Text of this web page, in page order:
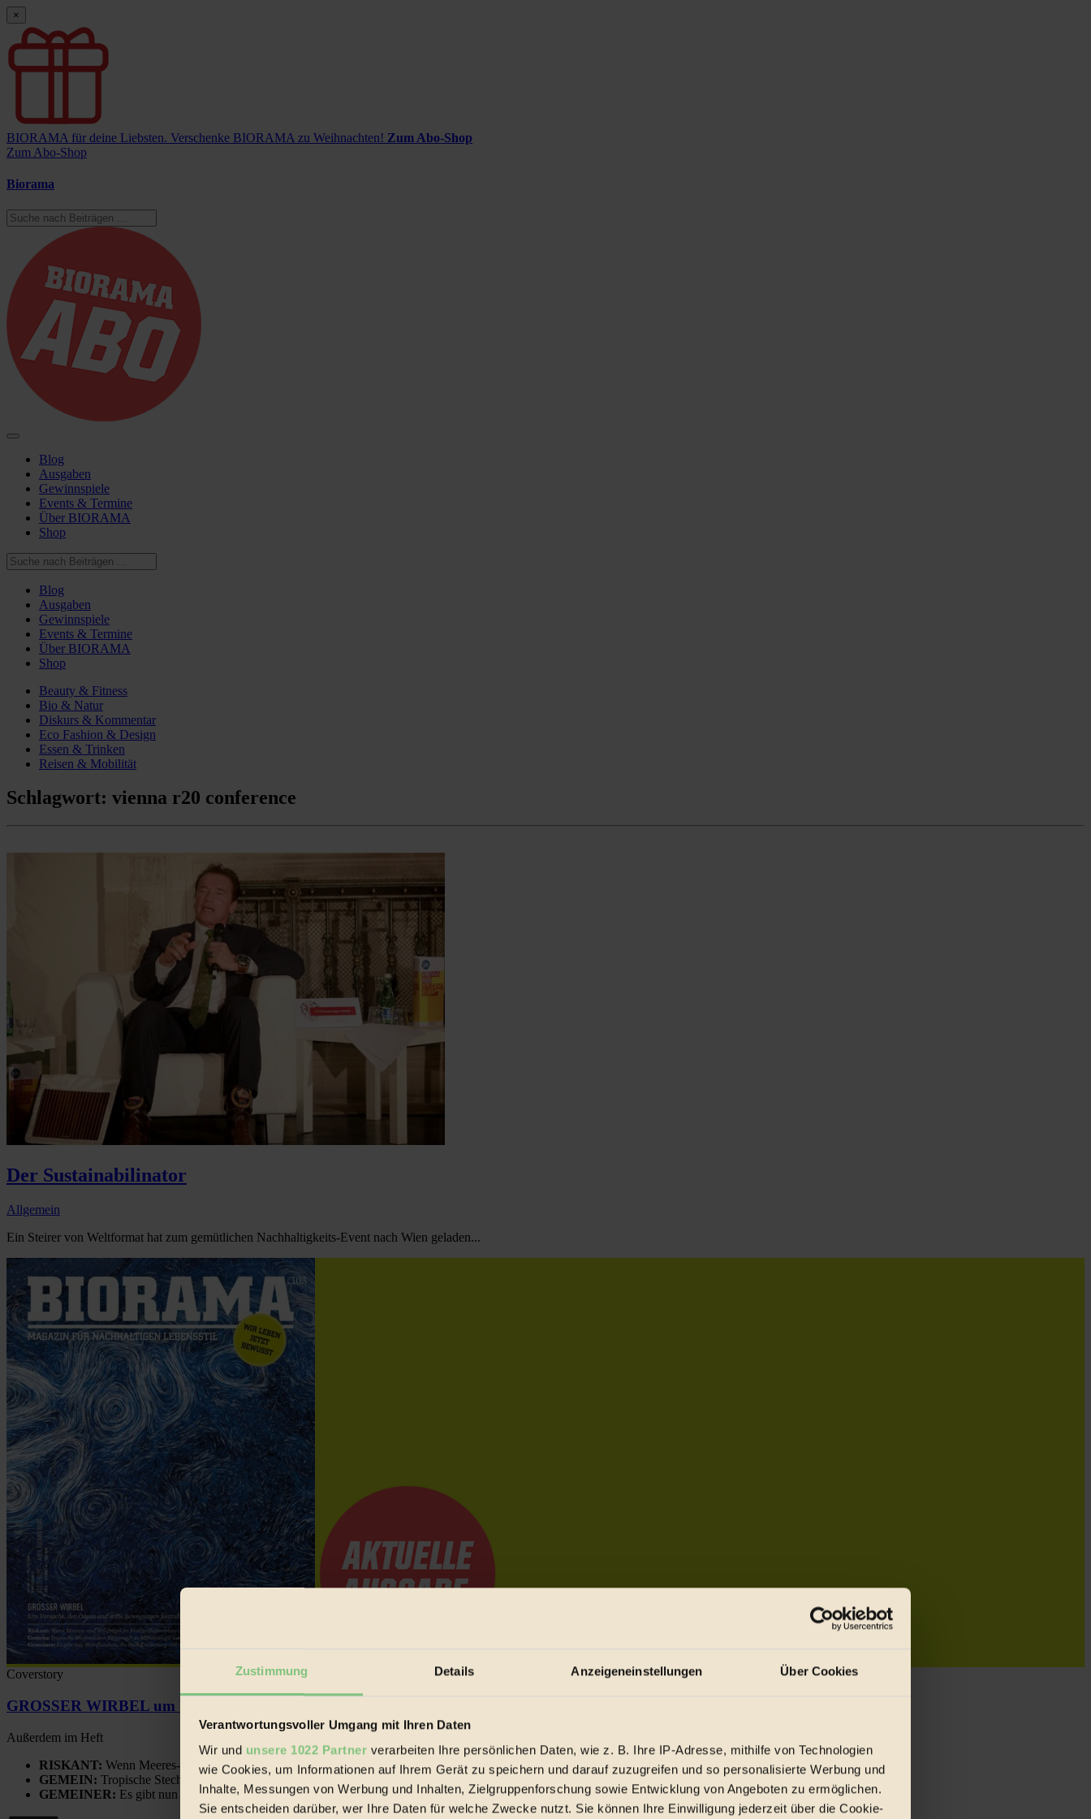
Zustimmung Details Anzeigeneinstellungen Über Cookies
Verantwortungsvoller Umgang mit Ihren Daten
Wir und unsere 1022 Partner verarbeiten Ihre persönlichen Daten, wie z. B. Ihre IP-Adresse, mithilfe von Technologien
wie Cookies, um Informationen auf Ihrem Gerät zu speichern und darauf zuzugreifen und so personalisierte Werbung und
Inhalte, Messungen von Werbung und Inhalten, Zielgruppenforschung sowie Entwicklung von Angeboten zu ermöglichen.
Sie entscheiden darüber, wer Ihre Daten für welche Zwecke nutzt. Sie können Ihre Einwilligung jederzeit über die Cookie-
×
BIORAMA für deine Liebsten. Verschenke BIORAMA zu Weihnachten! Zum Abo-Shop
Zum Abo-Shop
Biorama
Blog
Ausgaben
Gewinnspiele
Events & Termine
Über BIORAMA
Shop
Blog
Ausgaben
Gewinnspiele
Events & Termine
Über BIORAMA
Shop
Beauty & Fitness
Bio & Natur
Diskurs & Kommentar
Eco Fashion & Design
Essen & Trinken
Reisen & Mobilität
Schlagwort: vienna r20 conference
Der Sustainabilinator
Allgemein
Ein Steirer von Weltformat hat zum gemütlichen Nachhaltigkeits-Event nach Wien geladen...
Coverstory
GROSSER WIRBEL um Versuche, den Ozean und seine Bewegungen festzuhalten.
Außerdem im Heft
RISKANT: Wenn Meeres- und Wildvögel im Freilandhühnerbetrieb vorbeischauen.
GEMEIN: Tropische Stechmücken fühlen sich in Mitteleuropa inziwschen oft zu Hause.
GEMEINER: Es gibt nun Weinflaschen, die nach Entleerung voll wieder zu dir zurückkommen.